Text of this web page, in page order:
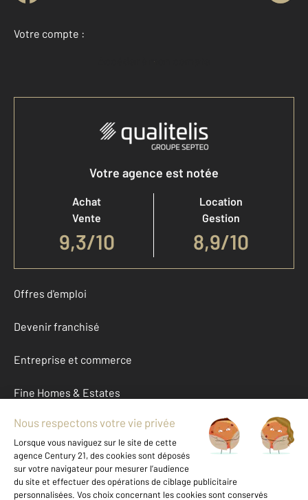
Votre compte :
Accéder à mon compte
Votre agence est notée
Achat
Vente
9,3/10
Location
Gestion
8,9/10
Offres d'emploi
Devenir franchisé
Entreprise et commerce
Fine Homes & Estates
À propos
International
Nous contacter